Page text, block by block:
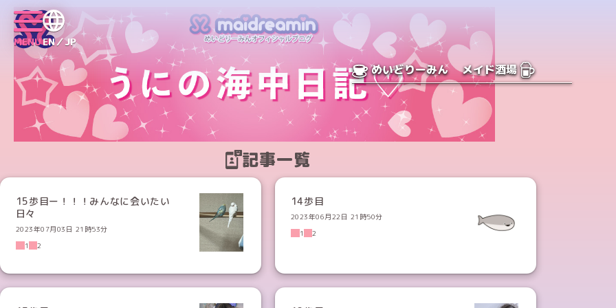
MENUEN／JP
めいどりーみん メイド酒場
記事一覧
15歩目ー！！！みんなに会いたい
日々
2023年07月03日 21時53分
1
2
14歩目
2023年06月22日 21時50分
1
2